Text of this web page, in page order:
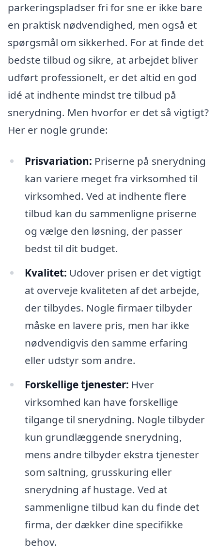
parkeringspladser fri for sne er ikke bare
en praktisk nødvendighed, men også et
spørgsmål om sikkerhed. For at finde det
bedste tilbud og sikre, at arbejdet bliver
udført professionelt, er det altid en god
idé at indhente mindst tre tilbud på
snerydning. Men hvorfor er det så vigtigt?
Her er nogle grunde:
Prisvariation: Priserne på snerydning
kan variere meget fra virksomhed til
virksomhed. Ved at indhente flere
tilbud kan du sammenligne priserne
og vælge den løsning, der passer
bedst til dit budget.
Kvalitet: Udover prisen er det vigtigt
at overveje kvaliteten af det arbejde,
der tilbydes. Nogle firmaer tilbyder
måske en lavere pris, men har ikke
nødvendigvis den samme erfaring
eller udstyr som andre.
Forskellige tjenester: Hver
virksomhed kan have forskellige
tilgange til snerydning. Nogle tilbyder
kun grundlæggende snerydning,
mens andre tilbyder ekstra tjenester
som saltning, grusskuring eller
snerydning af hustage. Ved at
sammenligne tilbud kan du finde det
firma, der dækker dine specifikke
behov.